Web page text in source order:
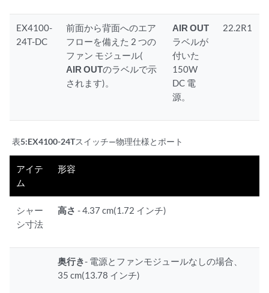
EX4100-
24T-DC
前面から背面へのエア
フローを備えた 2 つの
ファン モジュール(
AIR OUTのラベルで示
されます)。
AIR OUT
ラベルが
付いた
150W
DC 電
源。
22.2R1
表5:EX4100-24Tスイッチ—物理仕様とポート
アイテ
ム
形容
シャー
シ寸法
高さ - 4.37 cm(1.72 インチ)
奥行き- 電源とファンモジュールなしの場合、
35 cm(13.78 インチ)